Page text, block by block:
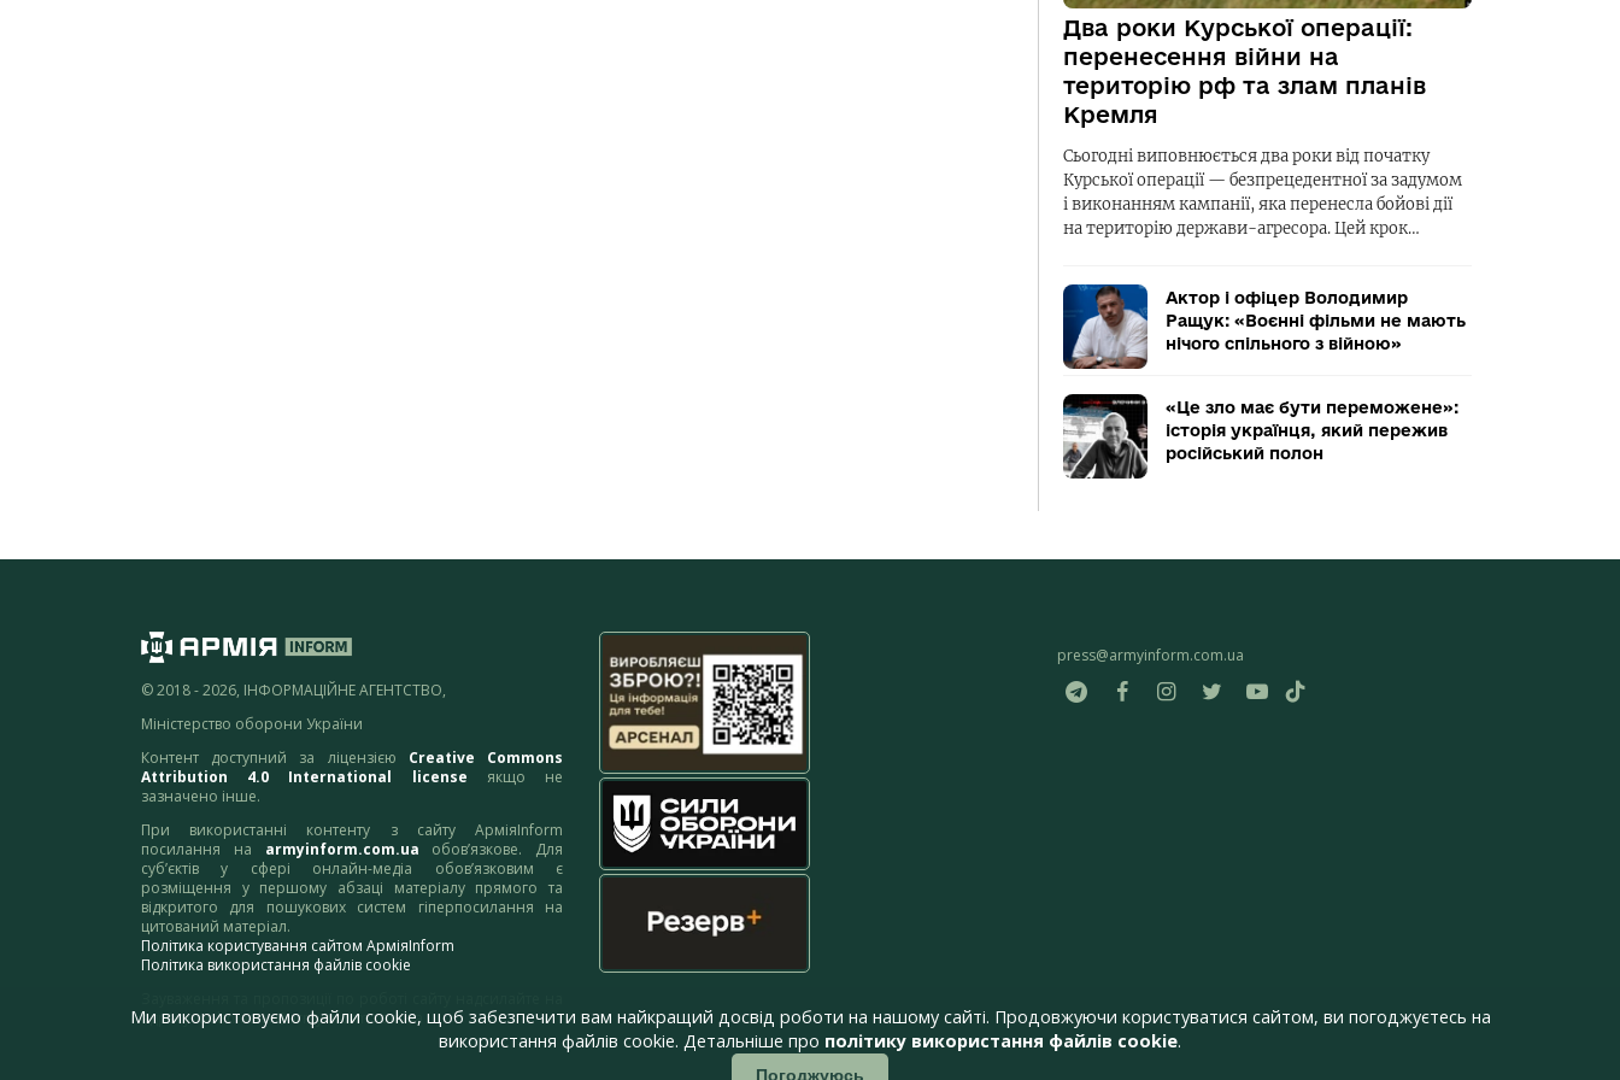
Два роки Курської операції:
перенесення війни на
територію рф та злам планів
Кремля
Сьогодні виповнюється два роки від початку
Курської операції — безпрецедентної за задумом
і виконанням кампанії, яка перенесла бойові дії
на територію держави-агресора. Цей крок…
Актор і офіцер Володимир
Ращук: «Воєнні фільми не мають
нічого спільного з війною»
«Це зло має бути переможене»:
історія українця, який пережив
російський полон
© 2018 - 2026, ІНФОРМАЦІЙНЕ АГЕНТСТВО,
Міністерство оборони України
Контент доступний за ліцензією Creative Commons
Attribution 4.0 International license якщо не
зазначено інше.
При використанні контенту з сайту АрміяInform
посилання на armyinform.com.ua обов’язкове. Для
суб’єктів у сфері онлайн-медіа обов’язковим є
розміщення у першому абзаці матеріалу прямого та
відкритого для пошукових систем гіперпосилання на
цитований матеріал.
Політика користування сайтом АрміяInform
Політика використання файлів cookie
адресу:webmaster@armyinform.com.ua
press@armyinform.com.ua
Ми використовуємо файли cookie, щоб забезпечити вам найкращий досвід роботи на нашому сайті. Продовжуючи користуватися сайтом, ви погоджуєтесь на
використання файлів cookie. Детальніше про політику використання файлів cookie.
Погоджуюсь